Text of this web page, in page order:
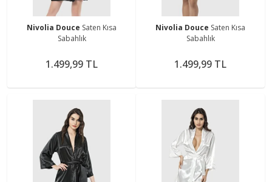
Nivolia Douce Saten Kısa
Sabahlık
1.499,99 TL
Nivolia Douce Saten Kısa
Sabahlık
1.499,99 TL